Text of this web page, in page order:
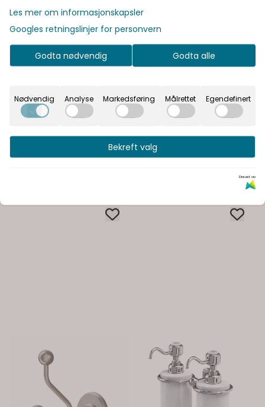
Burlington Corner
servant 60x45 cm -
vegghengt
2.965,-
Kjøp
Burlington CW6 av-
og overløpssett med
push-open ventil
4.615,-
Kjøp
Les mer om informasjonskapsler
Googles retningslinjer for personvern
Godta nødvendig Godta alle
Nødvendig Analyse Markedsføring Målrettet Egendefinert
Bekreft valg
Drevet av